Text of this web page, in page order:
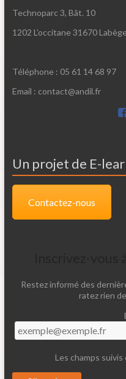
Technoparc 3, Bât. 10
1202 L’occitane 31670 Labège
Téléphone : 05 61 14 68 97
Email : contact@andil.fr
Un projet de E-
Contactez-nous
Restez informé des
ratez rien
Les champs